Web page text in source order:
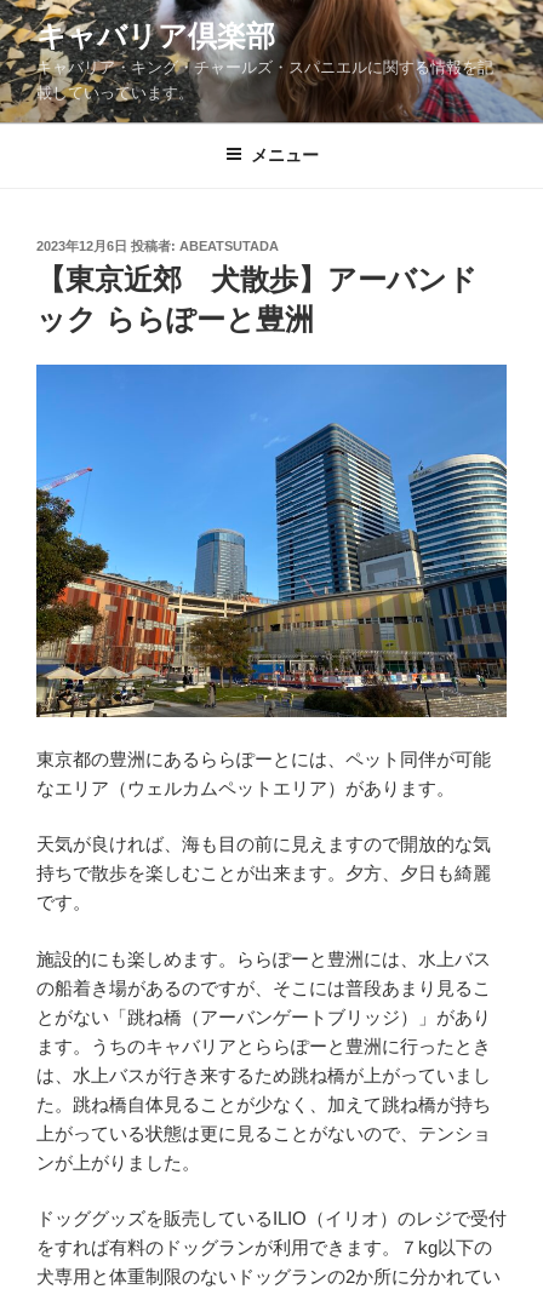
コ
ン
テ
ン
ツ
キャバリア倶楽部
キャバリア・キング・チャールズ・スパニエルに関する情報を記
載していっています。
メニュー
投
2023年12月6日 投稿者: ABEATSUTADA
【東京近郊 犬散歩】アーバンド
ック ららぽーと豊洲
東京都の豊洲にあるららぽーとには、ペット同伴が可能
なエリア（ウェルカムペットエリア）があります。
天気が良ければ、海も目の前に見えますので開放的な気
持ちで散歩を楽しむことが出来ます。夕方、夕日も綺麗
です。
施設的にも楽しめます。ららぽーと豊洲には、水上バス
の船着き場があるのですが、そこには普段あまり見るこ
とがない「跳ね橋（アーバンゲートブリッジ）
」があり
ます。うちのキャバリアとららぽーと豊洲に行ったとき
は、水上バスが行き来するため跳ね橋が上がっていまし
た。跳ね橋自体見ることが少なく、加えて跳ね橋が持ち
上がっている状態は更に見ることがないので、テンショ
ンが上がりました。
ドッググッズを販売しているILIO（イリオ）のレジで受付
をすれば有料のドッグランが利用できます。７kg以下の
犬専用と体重制限のないドッグランの2か所に分かれてい